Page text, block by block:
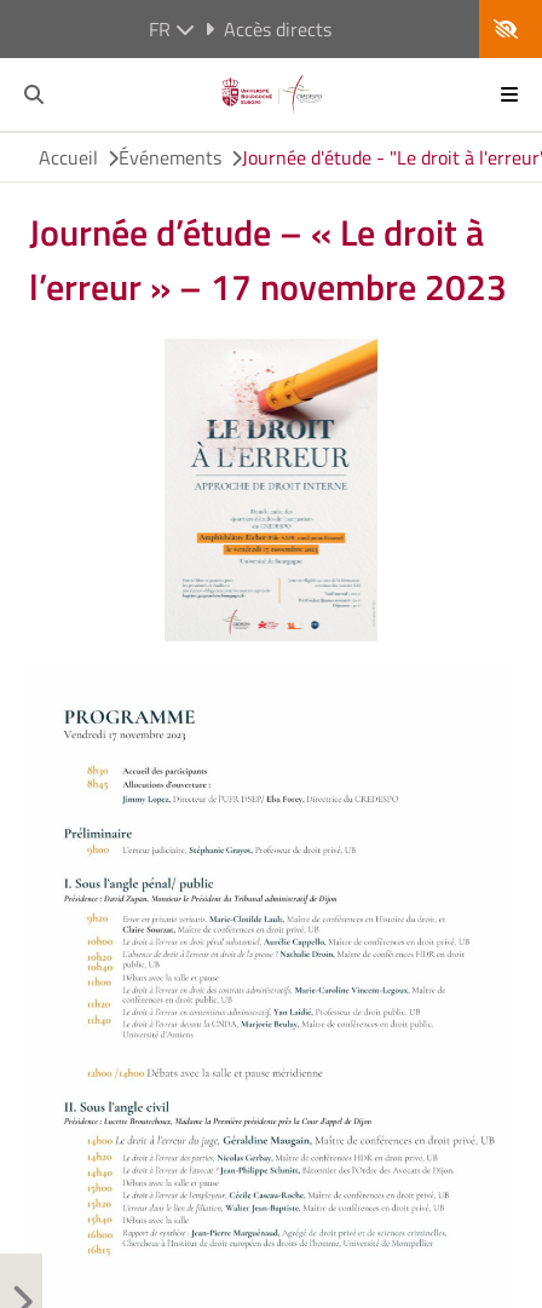
FR Accès directs
Accueil Événements Journée d'étude - "Le droit à
Journée d’étude – « Le droit à
l’erreur » – 17 novembre 2023